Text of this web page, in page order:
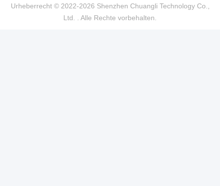
Urheberrecht © 2022-2026 Shenzhen Chuangli Technology Co.,
Ltd. . Alle Rechte vorbehalten.